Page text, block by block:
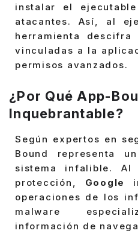
instalar el
atacantes. Así, al
herramienta
vinculadas a la
permisos avanzados.
¿Por Qué App-
Inquebrantable?
Según expertos en
Bound representa
sistema infalible. Al
protección, Google
operaciones de los
malware
información de